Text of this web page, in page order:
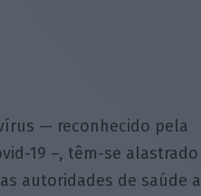
— reconhecido pela
19 –, têm-se alastrado
autoridades de saúde a